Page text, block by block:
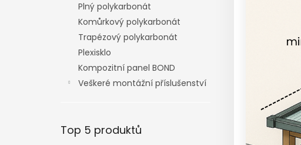
Plný polykarbonát
Komůrkový polykarbonát
Trapézový polykarbonát
Plexisklo
Kompozitní panel BOND
Veškeré montážní příslušenství
Top 5 produktů